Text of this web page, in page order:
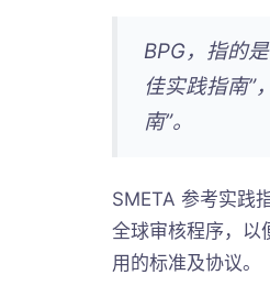
BPG，指的
佳实践指南”
南”。
SMETA 参考实践
全球审核程序，以
用的标准及协议。